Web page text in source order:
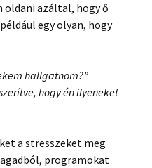
azáltal, hogy ő
egy olyan, hogy
hallgatnom?”
hogy én ilyeneket
a stresszeket meg
programokat